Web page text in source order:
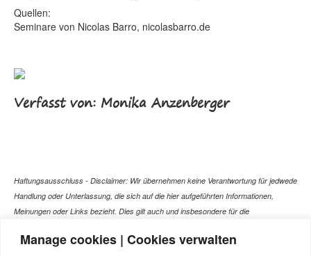
Manage cookies | Cookies verwalten
Quellen:
Seminare von Nicolas Barro, nicolasbarro.de
Verfasst von: Monika Anzenberger
Haftungsausschluss - Disclaimer: Wir übernehmen keine Verantwortung für jedwede
Handlung oder Unterlassung, die sich auf die hier aufgeführten Informationen,
Meinungen oder Links bezieht. Dies gilt auch und insbesondere für die
Gespräch mit dem Arzt Ihres Vertrauens darstellen können. Bei den Texten auf